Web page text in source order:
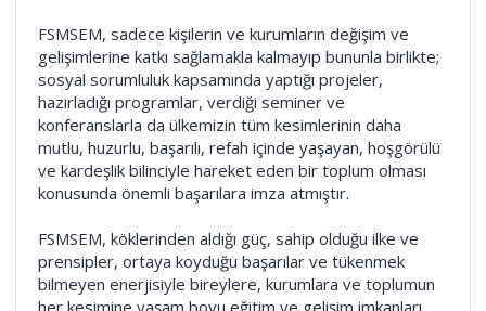
FSMSEM, sadece kişilerin ve kurumların değişim ve
gelişimlerine katkı sağlamakla kalmayıp bununla birlikte;
sosyal sorumluluk kapsamında yaptığı projeler,
hazırladığı programlar, verdiği seminer ve
konferanslarla da ülkemizin tüm kesimlerinin daha
mutlu, huzurlu, başarılı, refah içinde yaşayan, hoşgörülü
ve kardeşlik bilinciyle hareket eden bir toplum olması
konusunda önemli başarılara imza atmıştır.
FSMSEM, köklerinden aldığı güç, sahip olduğu ilke ve
prensipler, ortaya koyduğu başarılar ve tükenmek
bilmeyen enerjisiyle bireylere, kurumlara ve toplumun
her kesimine yaşam boyu eğitim ve gelişim imkanları